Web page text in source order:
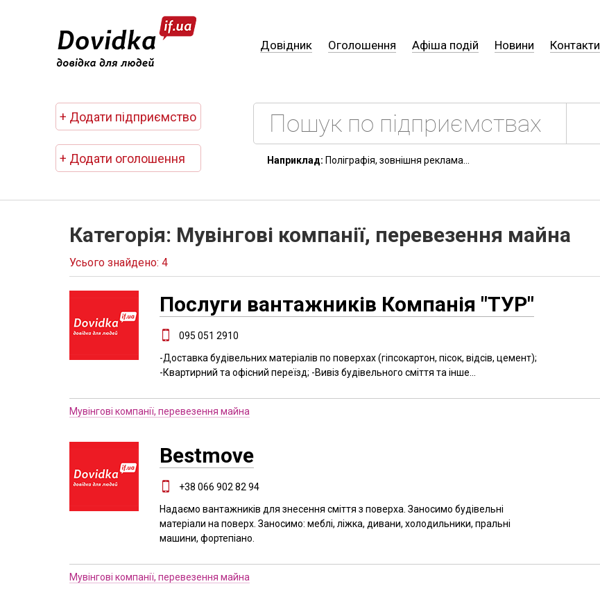
Довідник Оголошення Афіша подій Новини Контакти
+ Додати підприємство
+ Додати оголошення Наприклад: Поліграфія, зовнішня реклама...
Категорія: Мувінгові компанії, перевезення майна
Усього знайдено: 4
Послуги вантажників Компанія "ТУР"
095 051 2910
-Доставка будівельних матеріалів по поверхах (гіпсокартон, пісок, відсів, цемент);
-Квартирний та офісний переїзд; -Вивіз будівельного сміття та інше...
Мувінгові компанії, перевезення майна
Bestmove
+38 066 902 82 94
Надаємо вантажників для знесення сміття з поверха. Заносимо будівельні
матеріали на поверх. Заносимо: меблі, ліжка, дивани, холодильники, пральні
машини, фортепіано.
Мувінгові компанії, перевезення майна